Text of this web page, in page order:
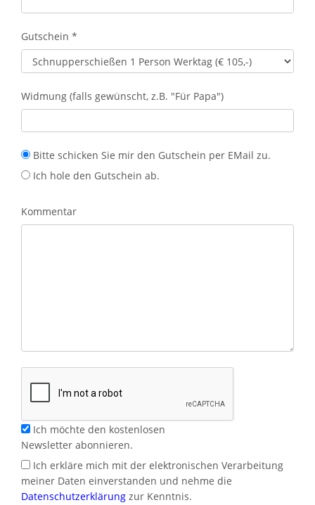
Gutschein *
Widmung (falls gewünscht, z.B. "Für Papa")
Bitte schicken Sie mir den Gutschein per EMail zu.
Ich hole den Gutschein ab.
Kommentar
Ich möchte den kostenlosen
Newsletter abonnieren.
Ich erkläre mich mit der elektronischen Verarbeitung
meiner Daten einverstanden und nehme die
Datenschutzerklärung zur Kenntnis.